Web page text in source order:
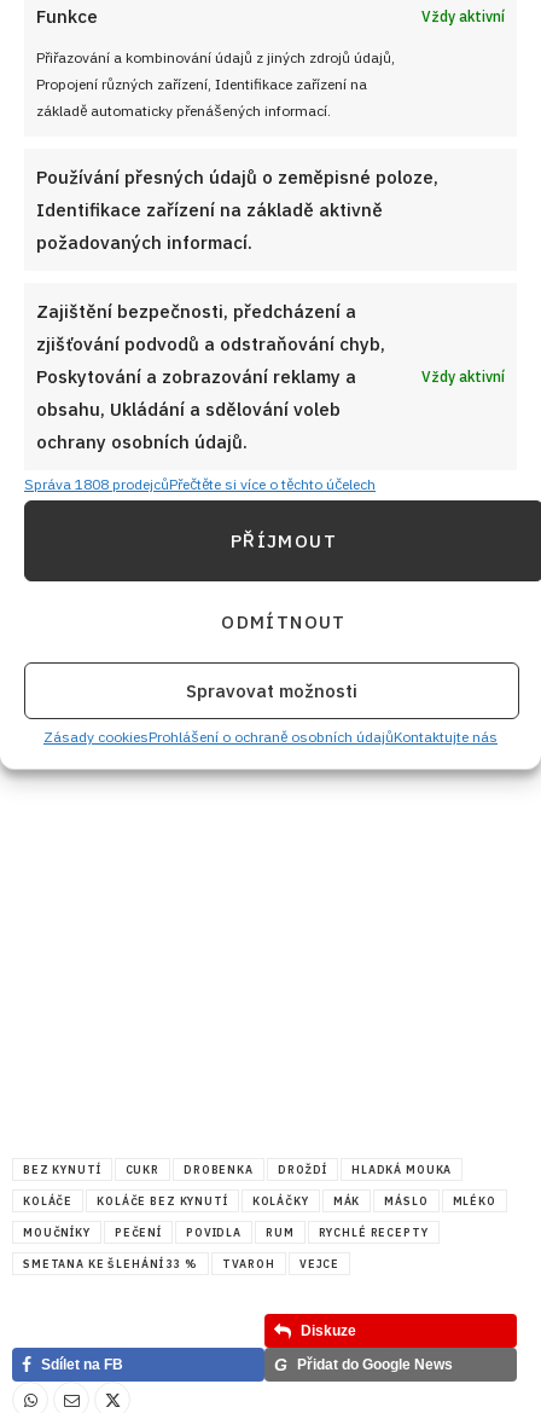
Funkce Vždy aktivní
Přiřazování a kombinování údajů z jiných zdrojů údajů,
Propojení různých zařízení, Identifikace zařízení na
základě automaticky přenášených informací.
Používání přesných údajů o zeměpisné poloze,
Identifikace zařízení na základě aktivně
požadovaných informací.
Zajištění bezpečnosti, předcházení a
zjišťování podvodů a odstraňování chyb,
Poskytování a zobrazování reklamy a
obsahu, Ukládání a sdělování voleb
ochrany osobních údajů.
Vždy aktivní
Správa 1808 prodejcůPřečtěte si více o těchto účelech
PŘÍJMOUT
ODMÍTNOUT
Spravovat možnosti
Zásady cookiesProhlášení o ochraně osobních údajůKontaktujte nás
BEZ KYNUTÍ CUKR DROBENKA DROŽDÍ HLADKÁ MOUKA
KOLÁČE KOLÁČE BEZ KYNUTÍ KOLÁČKY MÁK MÁSLO MLÉKO
MOUČNÍKY PEČENÍ POVIDLA RUM RYCHLÉ RECEPTY
SMETANA KE ŠLEHÁNÍ 33 % TVAROH VEJCE
Diskuze
Sdílet na FB
G Přidat do Google News